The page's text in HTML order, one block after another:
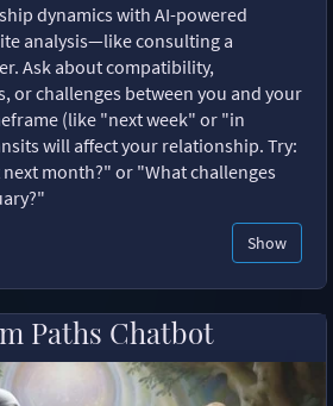
dynamics with AI-powered
analysis—like consulting a
Ask about compatibility,
or challenges between you and your
(like "next week" or "in
will affect your relationship. Try:
month?" or "What challenges
Show
Paths Chatbot